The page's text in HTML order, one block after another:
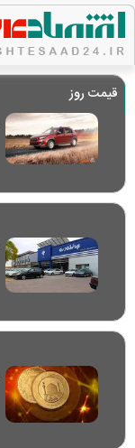
قیمت روز